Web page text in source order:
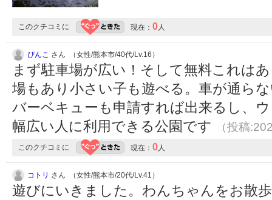
このクチコミに 現在： 0 人
ぴんこ さん （女性/熊本市/40代/Lv.16）
まず駐車場が広い！そして無料これは
場もあり小さい子も遊べる。車が通ら
バーベキューも申請すれば出来るし、
幅広い人に利用できる公園です
（投稿
このクチコミに 現在： 0 人
コトリ さん （女性/熊本市/20代/Lv.41）
遊びにいきました。わんちゃんをお散